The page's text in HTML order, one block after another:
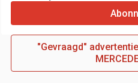
"Gevraagd"